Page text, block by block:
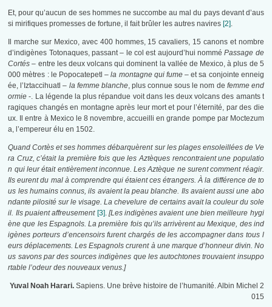
Et, pour qu’aucun de ses hommes ne succombe au mal du pays devant d’aus
si mirifiques promesses de fortune, il fait brûler les autres navires [2].
Il marche sur Mexico, avec 400 hommes, 15 cavaliers, 15 canons et nombre
d’indigènes Totonaques, passant – le col est aujourd’hui nomméPassage de
Cortés – entre les deux volcans qui dominent la vallée de Mexico, à plus de 5
000 mètres : le Popocatepetl –la montagne qui fume– et sa conjointe enneig
ée, l’Iztaccihuatl – la femme blanche, plus connue sous le nom de femme end
ormie -. La légende la plus répandue voit dans les deux volcans des amants t
ragiques changés en montagne après leur mort et pour l’éternité, par des die
ux. Il entre à Mexico le 8 novembre, accueilli en grande pompe par Moctezum
a, l’empereur élu en 1502.
Quand Cortès et ses hommes débarquèrent sur les plages ensoleillées de Ve
ra Cruz, c’était la première fois que les Aztèques rencontraient une populatio
n qui leur était entièrement inconnue. Les Aztèque ne surent comment réagir.
Ils eurent du mal à comprendre qui étaient ces étrangers. À la différence de to
us les humains connus, ils avaient la peau blanche. Ils avaient aussi une abo
ndante pilosité sur le visage. La chevelure de certains avait la couleur du sole
il. Ils puaient affreusement [3].[Les indigènes avaient une bien meilleure hygi
ène que les Espagnols. La première fois qu’ils arrivèrent au Mexique, des ind
igènes porteurs d’encensoirs furent chargés de les accompagner dans tous l
eurs déplacements. Les Espagnols crurent à une marque d’honneur divin. No
us savons par des sources indigènes que les autochtones trouvaient insuppo
rtable l’odeur des nouveaux venus.]
Yuval Noah Harari. Sapiens. Une brève histoire de l’humanité. Albin Michel 2
015